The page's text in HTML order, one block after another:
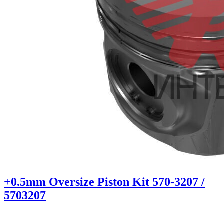
+0.5mm Oversize Piston Kit 570-3207 /
5703207